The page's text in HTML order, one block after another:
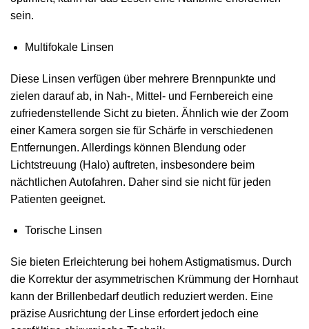
sein.
Multifokale Linsen
Diese Linsen verfügen über mehrere Brennpunkte und
zielen darauf ab, in Nah‑, Mittel‑ und Fernbereich eine
zufriedenstellende Sicht zu bieten. Ähnlich wie der Zoom
einer Kamera sorgen sie für Schärfe in verschiedenen
Entfernungen. Allerdings können Blendung oder
Lichtstreuung (Halo) auftreten, insbesondere beim
nächtlichen Autofahren. Daher sind sie nicht für jeden
Patienten geeignet.
Torische Linsen
Sie bieten Erleichterung bei hohem Astigmatismus. Durch
die Korrektur der asymmetrischen Krümmung der Hornhaut
kann der Brillenbedarf deutlich reduziert werden. Eine
präzise Ausrichtung der Linse erfordert jedoch eine